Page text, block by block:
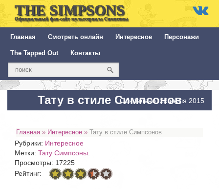
THE SIMPSONS
Официальный фан-сайт мультсериала Симпсоны
Главная Смотреть онлайн Интересное Персонажи
The Tapped Out Контакты
Тату в стиле Симпсонов
Обновлено: 23 июля 2015
Главная » Интересное » Тату в стиле Симпсонов
Рубрики: Интересное
Метки: Тату Симпсоны
Просмотры: 17225
Рейтинг: